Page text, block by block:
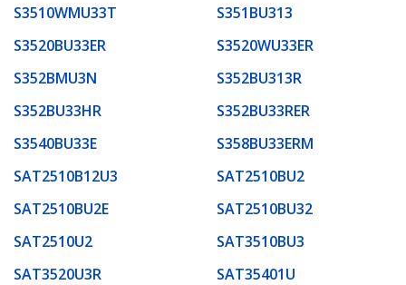
S3510WMU33T
S351BU313
S3520BU33ER
S3520WU33ER
S352BMU3N
S352BU313R
S352BU33HR
S352BU33RER
S3540BU33E
S358BU33ERM
SAT2510B12U3
SAT2510BU2
SAT2510BU2E
SAT2510BU32
SAT2510U2
SAT3510BU3
SAT3520U3R
SAT35401U